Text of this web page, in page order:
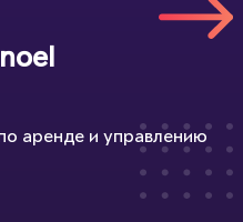
аренде и управлению